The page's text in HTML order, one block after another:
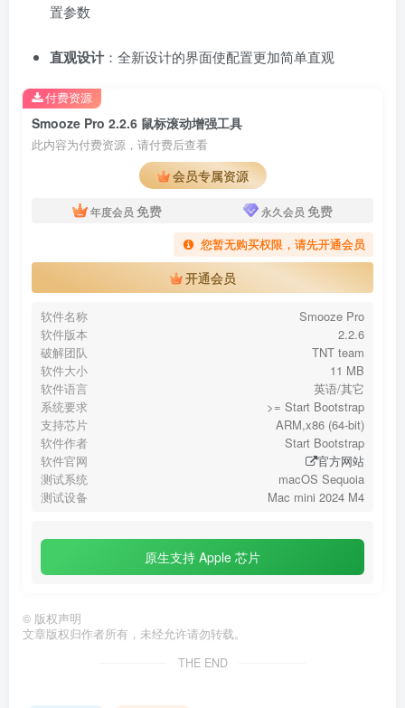
置参数
直观设计：全新设计的界面使配置更加简单直观
Smooze Pro 2.2.6 鼠标滚动增强工具
此内容为付费资源，请付费后查看
会员专属资源
年度会员 免费 永久会员 免费
您暂无购买权限，请先开通会员
开通会员
软件名称
Smooze Pro
软件版本
2.2.6
破解团队
TNT team
软件大小
11 MB
软件语言
英语/其它
系统要求
>= Start Bootstrap
支持芯片
ARM,x86 (64-bit)
软件作者
Start Bootstrap
软件官网
官方网站
测试系统
macOS Sequoia
测试设备
Mac mini 2024 M4
原生支持 Apple 芯片
付费资源
© 版权声明
文章版权归作者所有，未经允许请勿转载。
THE END